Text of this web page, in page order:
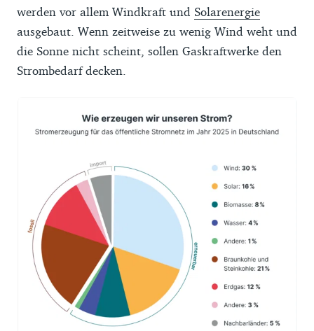
werden vor allem Windkraft und Solarenergie
ausgebaut. Wenn zeitweise zu wenig Wind weht und
die Sonne nicht scheint, sollen Gaskraftwerke den
Strombedarf decken.